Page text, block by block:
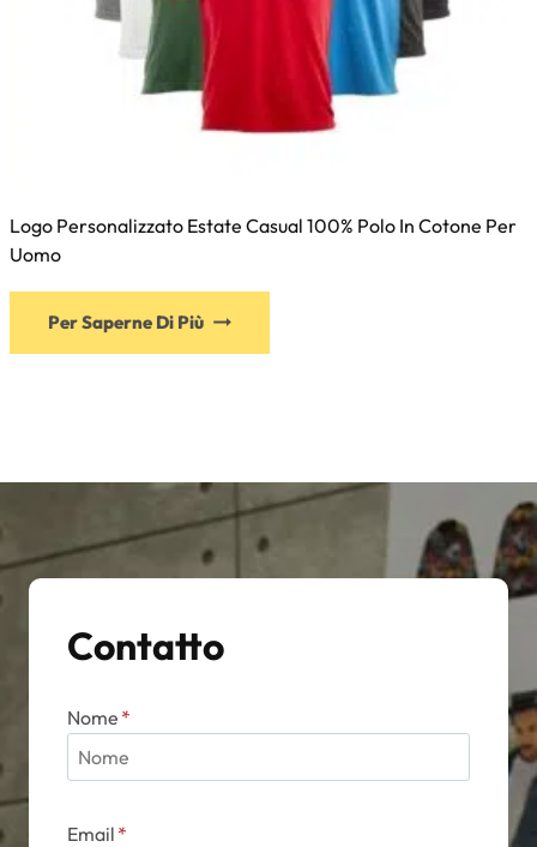
Logo Personalizzato Estate Casual 100% Polo In Cotone Per
Uomo
Per Saperne Di Più
Contatto
Nome *
Email *